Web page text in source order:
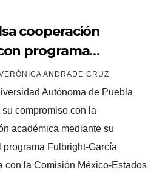
cooperación
programa
Robles y fortalece
en Ciencias
ANDRADE CRUZ
Autónoma de Puebla
compromiso con la
académica mediante su
Fulbright-García
con la Comisión México-Estados